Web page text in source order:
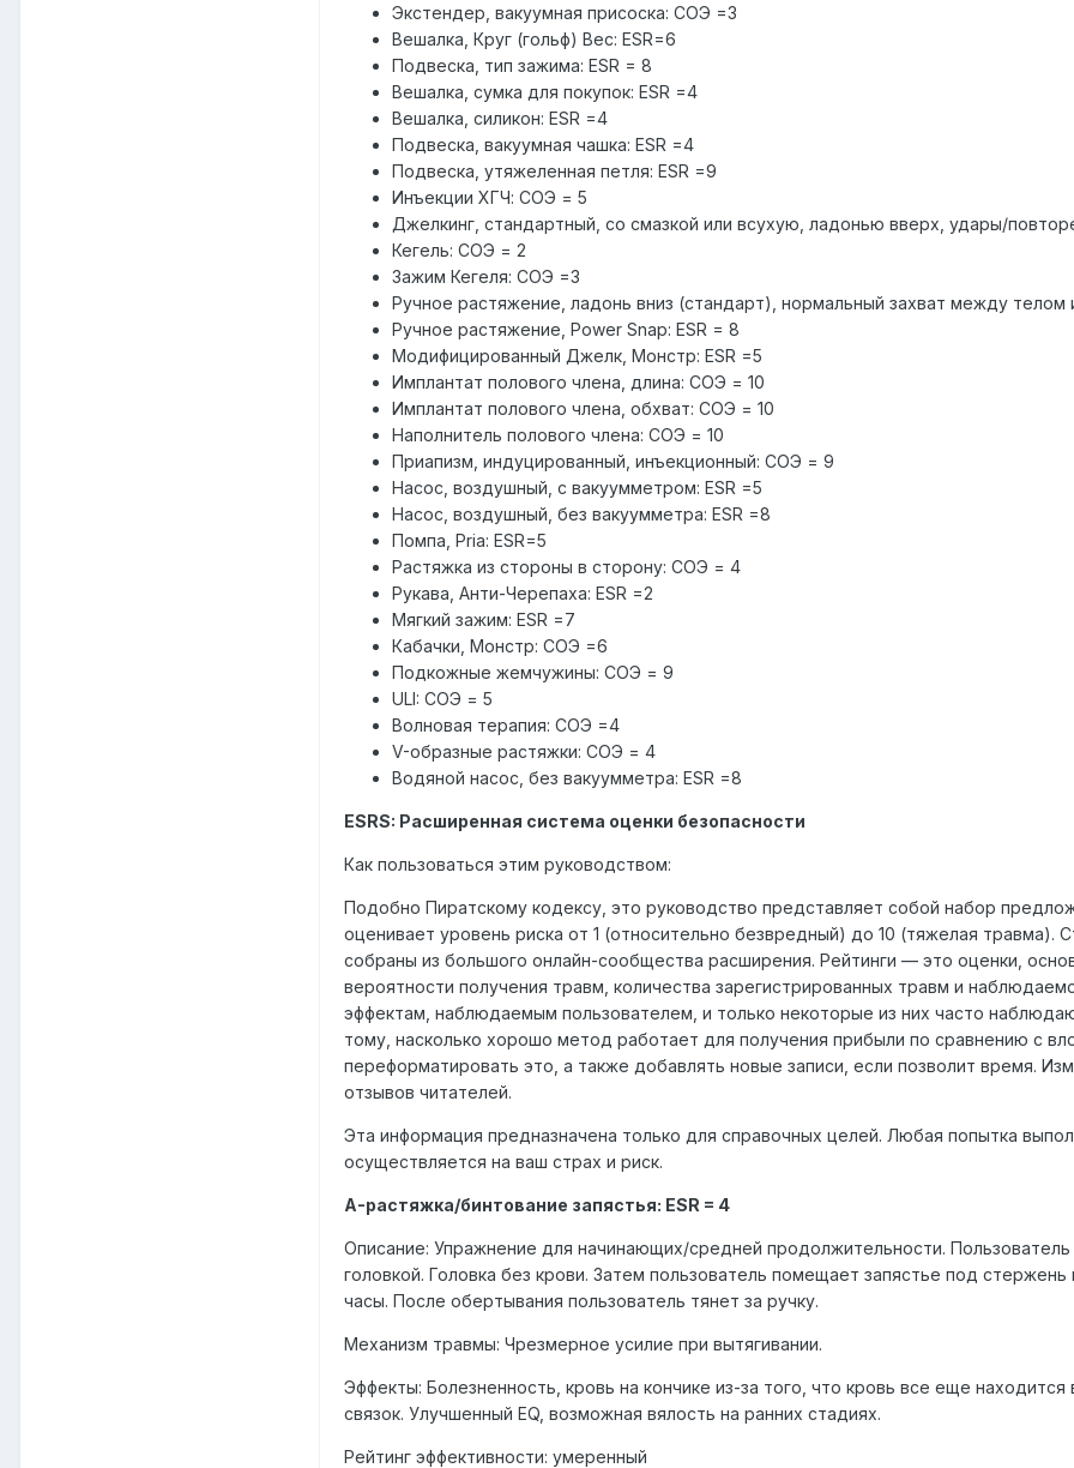
Экстендер, вакуумная присоска: СОЭ =3
Вешалка, Круг (гольф) Вес: ESR=6
Подвеска, тип зажима: ESR = 8
Вешалка, сумка для покупок: ESR =4
Вешалка, силикон: ESR =4
Подвеска, вакуумная чашка: ESR =4
Подвеска, утяжеленная петля: ESR =9
Инъекции ХГЧ: СОЭ = 5
Джелкинг, стандартный, со смазкой или всухую, ладонью вверх, удары/
Кегель: СОЭ = 2
Зажим Кегеля: СОЭ =3
Ручное растяжение, ладонь вниз (стандарт), нормальный захват между телом
Ручное растяжение, Power Snap: ESR = 8
Модифицированный Джелк, Монстр: ESR =5
Имплантат полового члена, длина: СОЭ = 10
Имплантат полового члена, обхват: СОЭ = 10
Наполнитель полового члена: СОЭ = 10
Приапизм, индуцированный, инъекционный: СОЭ = 9
Насос, воздушный, с вакуумметром: ESR =5
Насос, воздушный, без вакуумметра: ESR =8
Помпа, Pria: ESR=5
Растяжка из стороны в сторону: СОЭ = 4
Рукава, Анти-Черепаха: ESR =2
Мягкий зажим: ESR =7
Кабачки, Монстр: СОЭ =6
Подкожные жемчужины: СОЭ = 9
ULI: СОЭ = 5
Волновая терапия: СОЭ =4
V-образные растяжки: СОЭ = 4
Водяной насос, без вакуумметра: ESR =8
ESRS: Расширенная система оценки безопасности
Как пользоваться этим руководством:
Подобно Пиратскому кодексу, это руководство представляет собой набор
оценивает уровень риска от 1 (относительно безвредный) до 10 (тяжелая травма).
собраны из большого онлайн-сообщества расширения. Рейтинги — это оценки,
вероятности получения травм, количества зарегистрированных травм и
эффектам, наблюдаемым пользователем, и только некоторые из них часто
тому, насколько хорошо метод работает для получения прибыли по сравнению с
переформатировать это, а также добавлять новые записи, если позволит время.
отзывов читателей.
Эта информация предназначена только для справочных целей. Любая попытка
осуществляется на ваш страх и риск.
A-растяжка/бинтование запястья: ESR = 4
Описание: Упражнение для начинающих/средней продолжительности.
головкой. Головка без крови. Затем пользователь помещает запястье под
часы. После обертывания пользователь тянет за ручку.
Механизм травмы: Чрезмерное усилие при вытягивании.
Эффекты: Болезненность, кровь на кончике из-за того, что кровь все еще
связок. Улучшенный EQ, возможная вялость на ранних стадиях.
Рейтинг эффективности: умеренный